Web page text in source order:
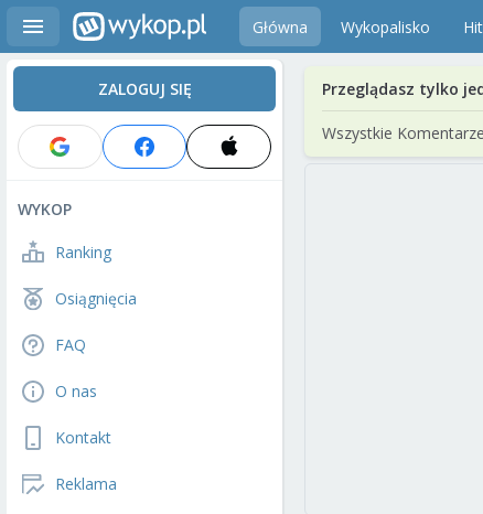
Główna Wykopalisko
ZALOGUJ SIĘ
WYKOP
Ranking
Osiągnięcia
FAQ
O nas
Kontakt
Reklama
Przeglądasz tylko
Wszystkie